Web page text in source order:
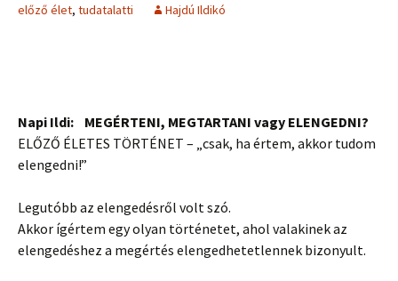
előző élet, tudatalatti Hajdú Ildikó
Napi Ildi: MEGÉRTENI, MEGTARTANI vagy ELENGEDNI?
ELŐZŐ ÉLETES TÖRTÉNET – „csak, ha értem, akkor tudom
elengedni!”
Legutóbb az elengedésről volt szó.
Akkor ígértem egy olyan történetet, ahol valakinek az
elengedéshez a megértés elengedhetetlennek bizonyult.